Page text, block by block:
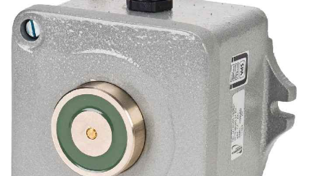
Over Hertek
Werken bij Hertek
Contact